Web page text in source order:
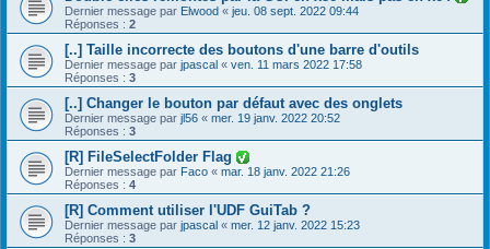
Dernier message par Elwood « jeu. 08 sept. 2022 09:44
Réponses : 2
[..] Taille incorrecte des boutons d'une barre d'outils
Dernier message par jpascal « ven. 11 mars 2022 17:58
Réponses : 3
[..] Changer le bouton par défaut avec des onglets
Dernier message par jl56 « mer. 19 janv. 2022 20:52
Réponses : 3
[R] FileSelectFolder Flag
Dernier message par Faco « mar. 18 janv. 2022 21:26
Réponses : 4
[R] Comment utiliser l'UDF GuiTab ?
Dernier message par jpascal « mer. 12 janv. 2022 15:23
Réponses : 3